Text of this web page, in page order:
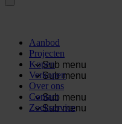
Aanbod
Projecten
Sub menu
Kopen
Sub menu
Verkopen
Over ons
Sub menu
Contact
Sub menu
Zoekservice